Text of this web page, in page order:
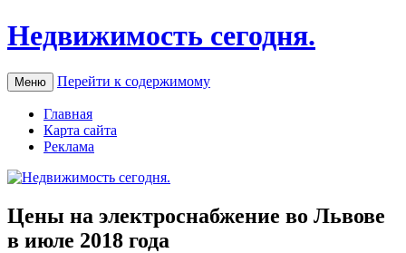
Недвижимость сегодня.
Меню Перейти к содержимому
Главная
Карта сайта
Реклама
Цены на электроснабжение во Львове
в июле 2018 года